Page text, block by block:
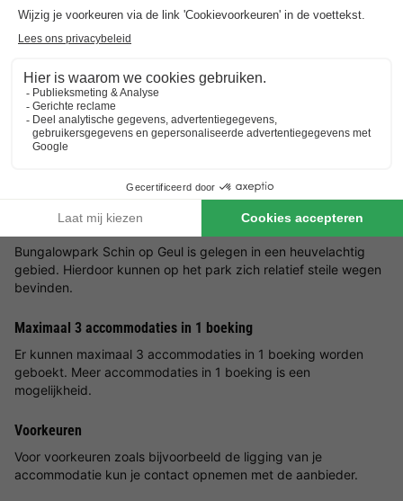
De omgeving van Schin op Geul is ideaal voor
natuurliefhebbers en familie-uitjes. Maak een wandeling of
charmante Valkenburg met zijn kasteelruïnes en beroemde
mergelgrotten of breng een dagje door in het nabijgelegen
Maastricht. Een uitstapje naar Aken of de Belgische grens is
ook snel gemaakt - drie landen liggen hier heel dicht bij elkaar.
te weten
Belangrijke informatie
Bungalowpark Schin op Geul is gelegen in een heuvelachtig
gebied. Hierdoor kunnen op het park zich relatief steile wegen
bevinden.
Maximaal 3 accommodaties in 1 boeking
Er kunnen maximaal 3 accommodaties in 1 boeking worden
geboekt. Meer accommodaties in 1 boeking is een
mogelijkheid.
Voorkeuren
Voor voorkeuren zoals bijvoorbeeld de ligging van je
accommodatie kun je contact opnemen met de aanbieder.